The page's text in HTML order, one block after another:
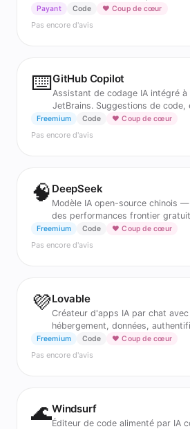
programmation
Payant Code ❤️ Coup de cœur
Pas encore d'avis
⌨️GitHub Copilot
Assistant de codage IA intégré à
JetBrains. Suggestions de code,
et aide à la rédaction de tests en
Freemium Code ❤️ Coup de cœur
Pas encore d'avis
🧠 DeepSeek
Modèle IA open-source chinois
des performances frontier
Freemium Code ❤️ Coup de cœur
Pas encore d'avis
💜Lovable
Créateur d'apps IA par chat
hébergement, données,
produit.
Freemium Code ❤️ Coup de cœur
Pas encore d'avis
🌊Windsurf
Éditeur de code alimenté par IA